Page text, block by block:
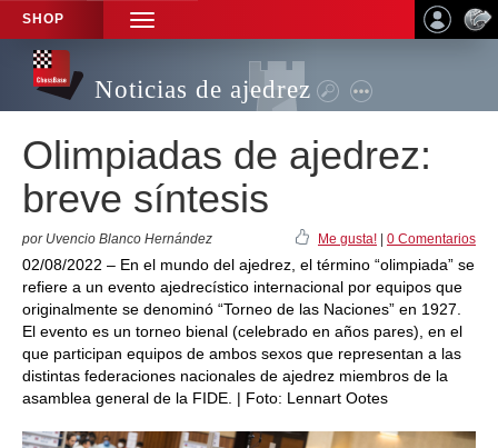
SHOP
TOGGLE
NAVIGATION
Noticias de ajedrez
Olimpiadas de ajedrez:
breve síntesis
por Uvencio Blanco Hernández Me gusta! 0 Comentarios
02/08/2022 – En el mundo del ajedrez, el término “olimpiada” se
refiere a un evento ajedrecístico internacional por equipos que
originalmente se denominó “Torneo de las Naciones” en 1927.
El evento es un torneo bienal (celebrado en años pares), en el
que participan equipos de ambos sexos que representan a las
distintas federaciones nacionales de ajedrez miembros de la
asamblea general de la FIDE. | Foto: Lennart Ootes